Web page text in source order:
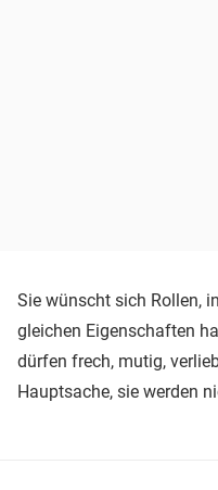
Sie wünscht sich Rollen,
gleichen Eigenschaften
dürfen frech, mutig,
Hauptsache, sie werden